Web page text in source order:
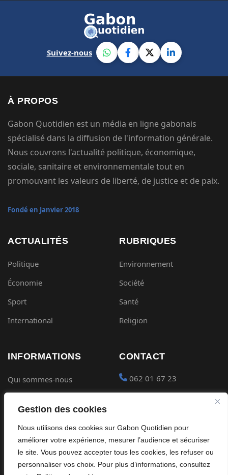
Gestion des cookies
Nous utilisons des cookies sur Gabon Quotidien pour
améliorer votre expérience, mesurer l’audience et sécuriser
le site. Vous pouvez accepter tous les cookies, les refuser ou
personnaliser vos choix. Pour plus d’informations, consultez
Suivez-nous
À PROPOS
Gabon Quotidien est un média en ligne gabonais
spécialisé dans la diffusion de l'information générale.
Nous couvrons l'actualité politique, économique,
sociale, sanitaire et environnementale tout en
promouvant les valeurs de liberté, de justice et de paix.
Fondé en Janvier 2018
ACTUALITÉS
Politique
Économie
Sport
International
RUBRIQUES
Environnement
Société
Santé
Religion
INFORMATIONS
Qui sommes-nous
Confidentialité
Cookies
CONTACT
062 01 67 23
Placer une Pub
Devenir partenaire